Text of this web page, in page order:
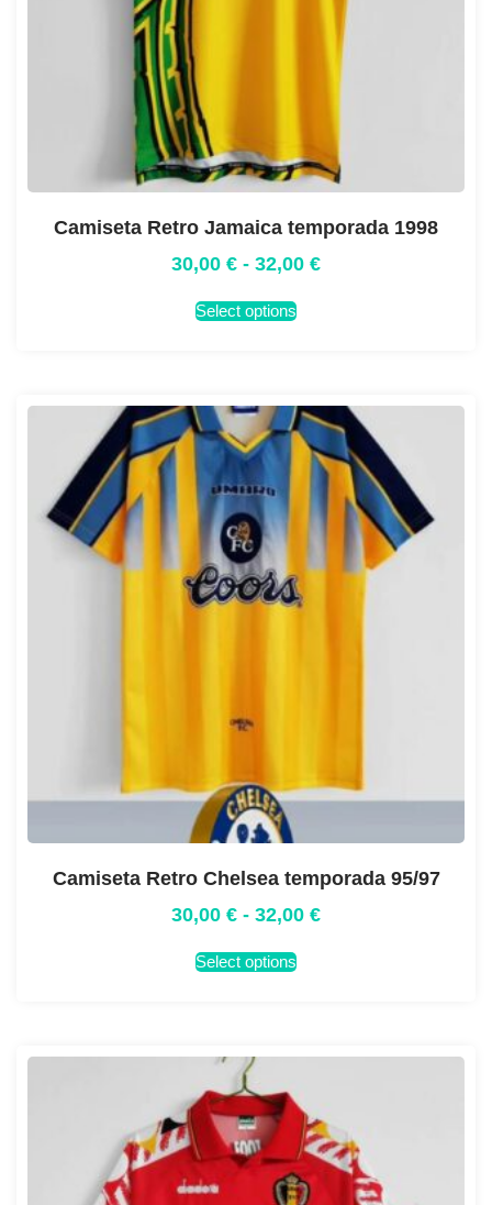
Camiseta Retro Jamaica temporada 1998
30,00 € - 32,00 €
Select options
Camiseta Retro Chelsea temporada 95/97
30,00 € - 32,00 €
Select options